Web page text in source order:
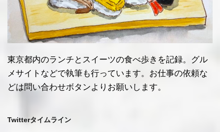
東京都内のランチとスイーツの食べ歩きを記録。グル
メサイトなどで執筆も行っています。お仕事の依頼な
どは問い合わせボタンよりお願いします。
Twitterタイムライン